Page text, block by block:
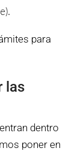
para
las
dentro
poner en